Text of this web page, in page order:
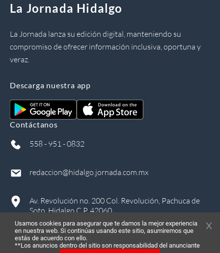
La Jornada Hidalgo
La Jornada lanza su edición digital, manteniendo su
compromiso de ofrecer información inclusiva, oportuna y
veraz.
Descarga nuestra app
Contáctanos
558 - 951 - 0832
redaccion@hidalgo.jornada.com.mx
Av. Revolución no. 200 Col. Revolución, Pachuca de
Soto, Hidalgo C.P. 42060
Usamos cookies para asegurar que te damos la mejor experiencia
en nuestra web. Si continúas usando este sitio, asumiremos que
estás de acuerdo con ello.
**Los anuncios dentro del sitio son responsabilidad del anunciante